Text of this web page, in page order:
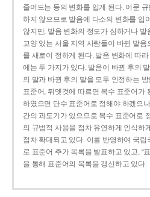
줄어드는 등의 변화를 입게 된다. 어문
하지 않으므로 발음에 다소의 변화를 입
않지만, 발음 변화의 정도가 심하거나 발
교양 있는 서울 지역 사람들이 바뀐 발음
를 새로이 정하게 된다. 발음 변화에 따
에는 두 가지가 있다. 발음이 바뀐 후의
의 말과 바뀐 후의 말을 모두 인정하는
표준어, 뒤엣것에 따르면 복수 표준어가
하였으면 단수 표준어로 정해야 하겠으
간의 과도기가 있으므로 복수 표준어로
의 규범적 사용을 점차 유연하게 인식하
점차 확대되고 있다. 이를 반영하여 국
로 표준어 추가 목록을 발표하고 있고, “
을 통해 표준어의 목록을 갱신하고 있다.